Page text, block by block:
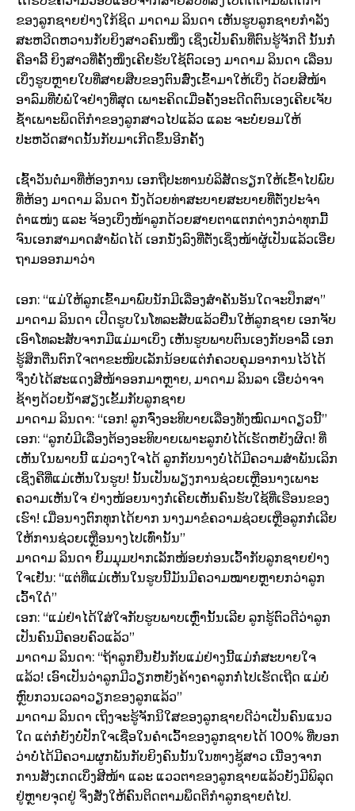
ຂອງລູກຊາຍຢ່າງໃກ້ຊິດ ມາດາມ ລິນດາ ເຫັນຮູບລູກຊາຍກຳລັງ
ສະຫວີດຫວານກັບຍິງສາວຄົນໜຶ່ງ ເຊິ່ງເປັນຄົນທີ່ຕົນຮູ້ຈັກດີ ນັ້ນກໍ່
ຄືອາລີ້ ຍິງສາວທີ່ຄັ້ງໜຶ່ງເຄີຍຮັບໃຊ້ຕົວເອງ ມາດາມ ລິນດາ ເລື່ອນ
ເບິ່ງຮູບຫຼາຍໃບທີ່ສາຍສືບຂອງຕົນສົ່ງເຂົ້າມາໃຫ້ເບິ່ງ ດ້ວຍສີໜ້າ
ອາລົມທີ່ບໍ່ພໍໃຈຢ່າງທີ່ສຸດ ເພາະຄິດເມື່ອຄັ້ງອະດີດຕົນເອງເຄີຍເຈັບ
ຊ້ຳເພາະພຶດຕິກຳຂອງລູກສາວໄປແລ້ວ ແລະ ຈະບໍ່ຍອມໃຫ້
ປະຫວັດສາດນັ້ນກັບມາເກີດຂຶ້ນອີກຄັ້ງ
ເຊົ້າວັນຕໍ່ມາທີ່ຫ້ອງການ ເອກຖືປະທານບໍລິສັດຮຽກໃຫ້ເຂົ້າໄປພົບ
ທີ່ຫ້ອງ ມາດາມ ລິນດາ ນັ່ງດ້ວຍທ່າສະບາຍສະບາຍທີ່ຕັ່ງປະຈຳ
ຕຳແໜ່ງ ແລະ ຈ້ອງເບິ່ງໜ້າລູກດ້ວຍສາຍຕາແຕກຕ່າງກວ່າທຸກມື້
ຈົນເອກສາມາດສຳພັດໄດ້ ເອກນັ່ງລົງທີ່ຕັ່ງເຊິ່ງໜ້າຜູ້ເປັນແລ້ວເອີ່ຍ
ຖາມອອກມາວ່າ
ເອກ: “ແມ່ໃຫ້ລູກເຂົ້າມາພົບນັກມີເລື່ອງສຳຄັນອັນໃດຈະປຶກສາ”
ມາດາມ ລິນດາ ເປີດຮູບໃນໂທລະສັບແລ້ວຢື່ນໃຫ້ລູກຊາຍ ເອກຈັບ
ເອົາໂທລະສັບຈາກມືແມ່ມາເບິ່ງ ເຫັນຮູບພາບຕົນເອງກັບອາລີ້ ເອກ
ຮູ້ສຶກຕື່ນຕົກໃຈຕາຂະໜິບເລັກນ້ອຍແຕ່ກໍ່ຄວບຄຸມອາການໄວ້ໄດ້
ຈິ່ງບໍ່ໄດ້ສະແດງສີໜ້າອອກມາຫຼາຍ, ມາດາມ ລິນລາ ເອີ່ຍວ່າຈາ
ຊ້າໆດ້ວຍນໍ້າສຽງເຂັ້ມກັບລູກຊາຍ
ມາດາມ ລິນດາ: “ເອກ! ລູກຈົ່ງອະທິບາຍເລື່ອງທັງໝົດມາດຽວນີ້”
ເອກ: “ລູກບໍ່ມີເລື່ອງຕ້ອງອະທິບາຍເພາະລູກບໍ່ໄດ້ເຮັດຫຍັງຜິດ! ທີ່
ເຫັນໃນພາບນີ້ ແມ່ວາງໃຈໄດ້ ລູກກັບນາງບໍ່ໄດ້ມີຄວາມສຳພັນເລິກ
ເຊິ່ງຄືທີ່ແມ່ເຫັນໃນຮູບ! ນັ້ນເປັນພຽງການຊ່ວຍເຫຼືອນາງເພາະ
ຄວາມເຫັນໃຈ ຢ່າງໜ້ອຍນາງກໍ່ເຄີຍເຫັນຄົນຮັບໃຊ້ທີ່ເຮືອນຂອງ
ເຮົາ! ເມື່ອນາງຕົກທຸກໄດ້ຍາກ ນາງມາຂໍຄວາມຊ່ວຍເຫຼືອລູກກໍ່ເລີຍ
ໃຫ້ການຊ່ວຍເຫຼືອນາງໄປເທົ່ານັ້ນ”
ມາດາມ ລິນດາ ຍິ້ມມຸມປາກເລັກໜ້ອຍກ່ອນເວົ້າກັບລູກຊາຍຢ່າງ
ໃຈເຢັນ: “ແຕ່ທີ່ແມ່ເຫັນໃນຮູບນີ້ມັນມີຄວາມໝາຍຫຼາຍກວ່າລູກ
ເວົ້າໃດ໋”
ເອກ: “ແມ່ຢ່າໄດ້ໃສ່ໃຈກັບຮູບພາບເຫຼົ່ານັ້ນເລີຍ ລູກຮູ້ຕົວດີວ່າລູກ
ເປັນຄົນມີຄອບຄົວແລ້ວ”
ມາດາມ ລິນດາ: “ຖ້າລູກຢືນຢັນກັບແມ່ຢ່າງນີ້ແມ່ກໍ່ສະບາຍໃຈ
ແລ້ວ! ເອົາເປັນວ່າລູກມີວຽກຫຍັງຄ້າງຄາລູກກໍ່ໄປເຮັດເຖີດ ແມ່ບໍ່
ຫຼົບກວນເວລາວຽກຂອງລູກແລ້ວ”
ມາດາມ ລິນດາ ເຖິງຈະຮູ້ຈັກນິໃສຂອງລູກຊາຍດີວ່າເປັນຄົນແນວ
ໃດ ແຕ່ກໍ່ຍັງບໍ່ປັກໃຈເຊື່ອໃນຄຳເວົ້າຂອງລູກຊາຍໄດ້ 100% ທີ່ບອກ
ວ່າບໍ່ໄດ້ມີຄວາມຜູກພັນກັບຍິງຄົນນັ້ນໃນທາງຊູ້ສາວ ເນື່ອງຈາກ
ການສັງເກດເບິ່ງສີໜ້າ ແລະ ແວວຕາຂອງລູກຊາຍແລ້ວຍັງມີພິລຸດ
ຢູ່ຫຼາຍຈຸດຢູ່ ຈິ່ງສັ່ງໃຫ້ຄົນຕິດຕາມພຶດຕິກຳລູກຊາຍຕໍ່ໄປ.